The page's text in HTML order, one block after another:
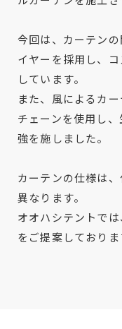
今回は、カーテン
イヤーを採用し、
しています。
また、風によるカ
チェーンを使用し
強を施しました。
カーテンの仕様は
異なります。
オオハシテントで
をご提案しておりま